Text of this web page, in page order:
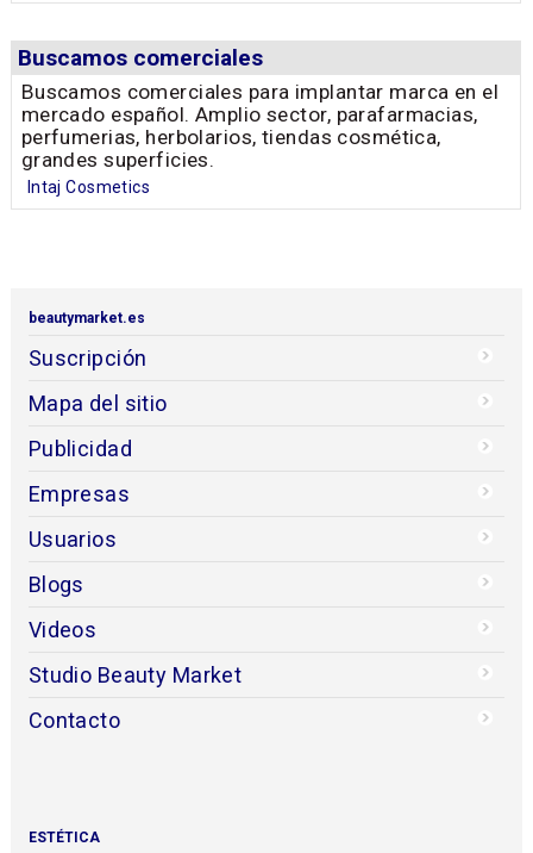
Buscamos comerciales
Buscamos comerciales para implantar marca en el
mercado español. Amplio sector, parafarmacias,
perfumerias, herbolarios, tiendas cosmética,
grandes superficies.
Intaj Cosmetics
beautymarket.es
Suscripción
Mapa del sitio
Publicidad
Empresas
Usuarios
Blogs
Videos
Studio Beauty Market
Contacto
ESTÉTICA